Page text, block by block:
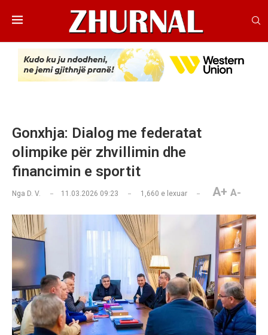
Gonxhja: Dialog me federatat
olimpike për zhvillimin dhe
financimin e sportit
Nga D. V. 11.03.2026 09:23 1,660 e lexuar A+ A-